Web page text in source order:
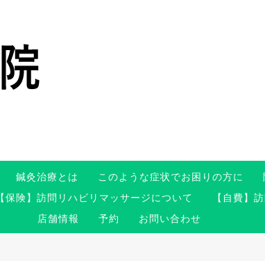
鍼灸治療とは このような症状でお困りの方に
【保険】訪問リハビリマッサージについて 【自費】
店舗情報
予約 お問い合わせ